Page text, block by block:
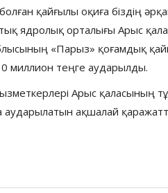
қайғылы оқиға біздің
ядролық орталығы Арыс
«Парыз» қоғамдық
миллион теңге аударылды.
Арыс қаласының
ақшалай